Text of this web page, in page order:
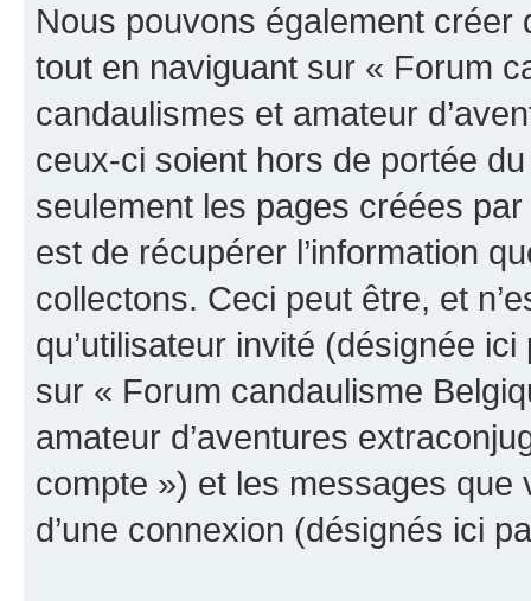
Nous pouvons également
tout en naviguant sur « Forum
candaulismes et amateur
ceux-ci soient hors de portée
seulement les pages créées
est de récupérer l’information
collectons. Ceci peut être, et
qu’utilisateur invité (désignée
sur « Forum candaulisme
amateur d’aventures
compte ») et les messages que
d’une connexion (désignés ici